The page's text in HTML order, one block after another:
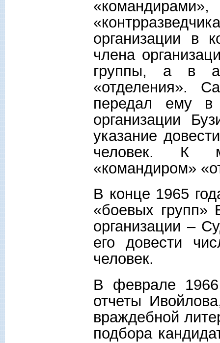
организации в
члена
группы, а в
«отделения».
передал ему в
организации
указание
человек. К
«командиром»
В конце 1965
«боевых групп»
организации –
его довести
человек.
В феврале
отчеты
враждебной
подбора